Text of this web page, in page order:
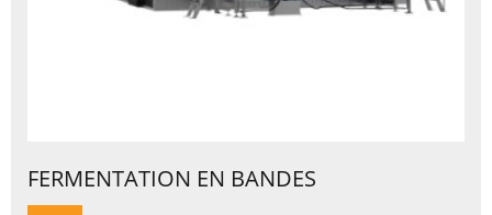
FERMENTATION EN BANDES